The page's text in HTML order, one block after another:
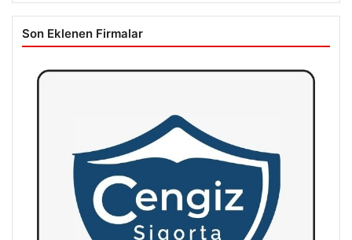
Son Eklenen Firmalar